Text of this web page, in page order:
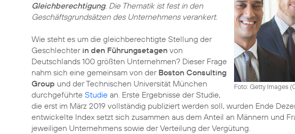
Foto: Getty Images (
Gleichberechtigung. Die Thematik ist fest in den
Geschäftsgrundsätzen des Unternehmens verankert.
Wie steht es um die gleichberechtigte Stellung der
Geschlechter in den Führungsetagen von
Deutschlands 100 größten Unternehmen? Dieser Frage
nahm sich eine gemeinsam von der Boston Consulting
Group und der Technischen Universität München
durchgeführte Studie an. Erste Ergebnisse der Studie,
die erst im März 2019 vollständig publiziert werden soll, wurden Ende
entwickelte Index setzt sich zusammen aus dem Anteil an Männern und
jeweiligen Unternehmens sowie der Verteilung der Vergütung.